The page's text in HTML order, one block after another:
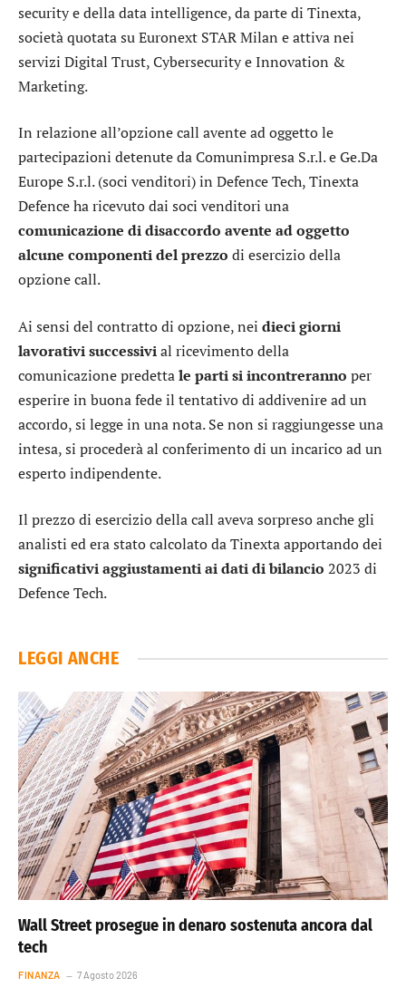
security e della data intelligence, da parte di Tinexta,
società quotata su Euronext STAR Milan e attiva nei
servizi Digital Trust, Cybersecurity e Innovation &
Marketing.
In relazione all’opzione call avente ad oggetto le
partecipazioni detenute da Comunimpresa S.r.l. e Ge.Da
Europe S.r.l. (soci venditori) in Defence Tech, Tinexta
Defence ha ricevuto dai soci venditori una
comunicazione di disaccordo avente ad oggetto
alcune componenti del prezzo di esercizio della
opzione call.
Ai sensi del contratto di opzione, nei dieci giorni
lavorativi successivial ricevimento della
comunicazione predettale parti si incontreranno per
esperire in buona fede il tentativo di addivenire ad un
accordo, si legge in una nota. Se non si raggiungesse una
intesa, si procederà al conferimento di un incarico ad un
esperto indipendente.
Il prezzo di esercizio della call aveva sorpreso anche gli
analisti ed era stato calcolato da Tinexta apportando dei
significativi aggiustamenti ai dati di bilancio 2023 di
Defence Tech.
LEGGI ANCHE
Wall Street prosegue in denaro sostenuta ancora dal
tech
FINANZA 7 Agosto 2026